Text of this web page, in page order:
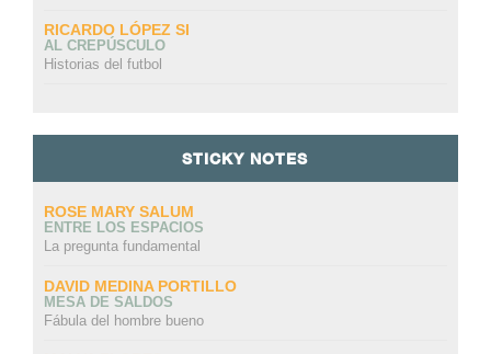
RICARDO LÓPEZ SI
AL CREPÚSCULO
Historias del futbol
STICKY NOTES
ROSE MARY SALUM
ENTRE LOS ESPACIOS
La pregunta fundamental
DAVID MEDINA PORTILLO
MESA DE SALDOS
Fábula del hombre bueno